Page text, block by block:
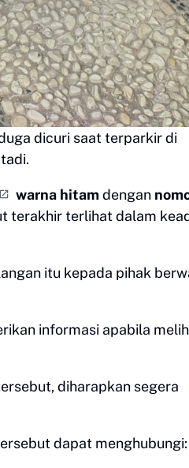
dicuri saat terparkir di
warna hitamdengan
terakhir terlihat dalam
itu kepada pihak
informasi apabila
diharapkan segera
dapat menghubungi: